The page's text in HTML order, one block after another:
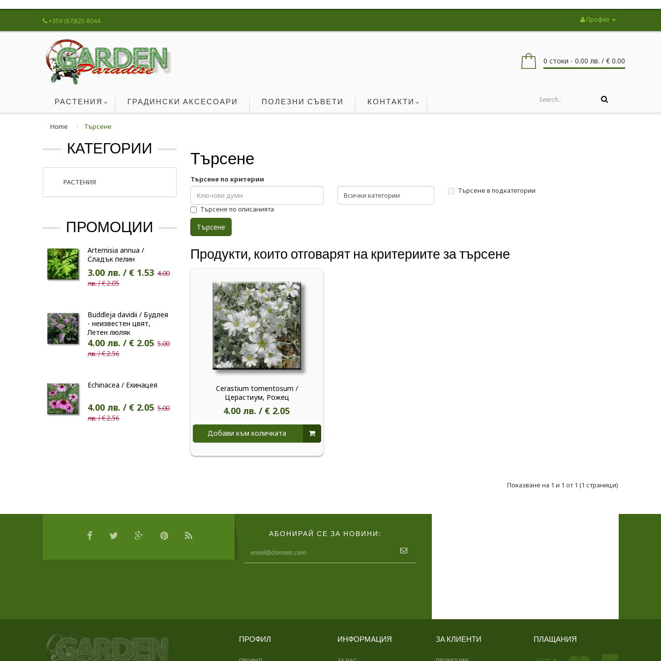
Профил
+359 (87)825-8044
0 стоки - 0.00 лв. / € 0.00
РАСТЕНИЯ ГРАДИНСКИ АКСЕСОАРИ ПОЛЕЗНИ СЪВЕТИ КОНТАКТИ
Home Търсене
КАТЕГОРИИ
РАСТЕНИЯ
ПРОМОЦИИ
Artemisia annua /
Сладък пелин
3.00 лв. / € 1.53 4.00
лв. / € 2.05
Buddleja davidii / Будлея
- неизвестен цвят,
Летен люляк
4.00 лв. / € 2.05 5.00
лв. / € 2.56
Echinacea / Ехинацея
4.00 лв. / € 2.05 5.00
лв. / € 2.56
Търсене
Търсене по критерии
Търсене в подкатегории
Търсене по описанията
Продукти, които отговарят на критериите за търсене
Cerastium tomentosum /
Церастиум, Рожец
4.00 лв. / € 2.05
Добави към количката
Показване на 1 и 1 от 1 (1 страници)
АБОНИРАЙ СЕ ЗА НОВИНИ:
ПРОФИЛ ИНФОРМАЦИЯ ЗА КЛИЕНТИ ПЛАЩАНИЯ